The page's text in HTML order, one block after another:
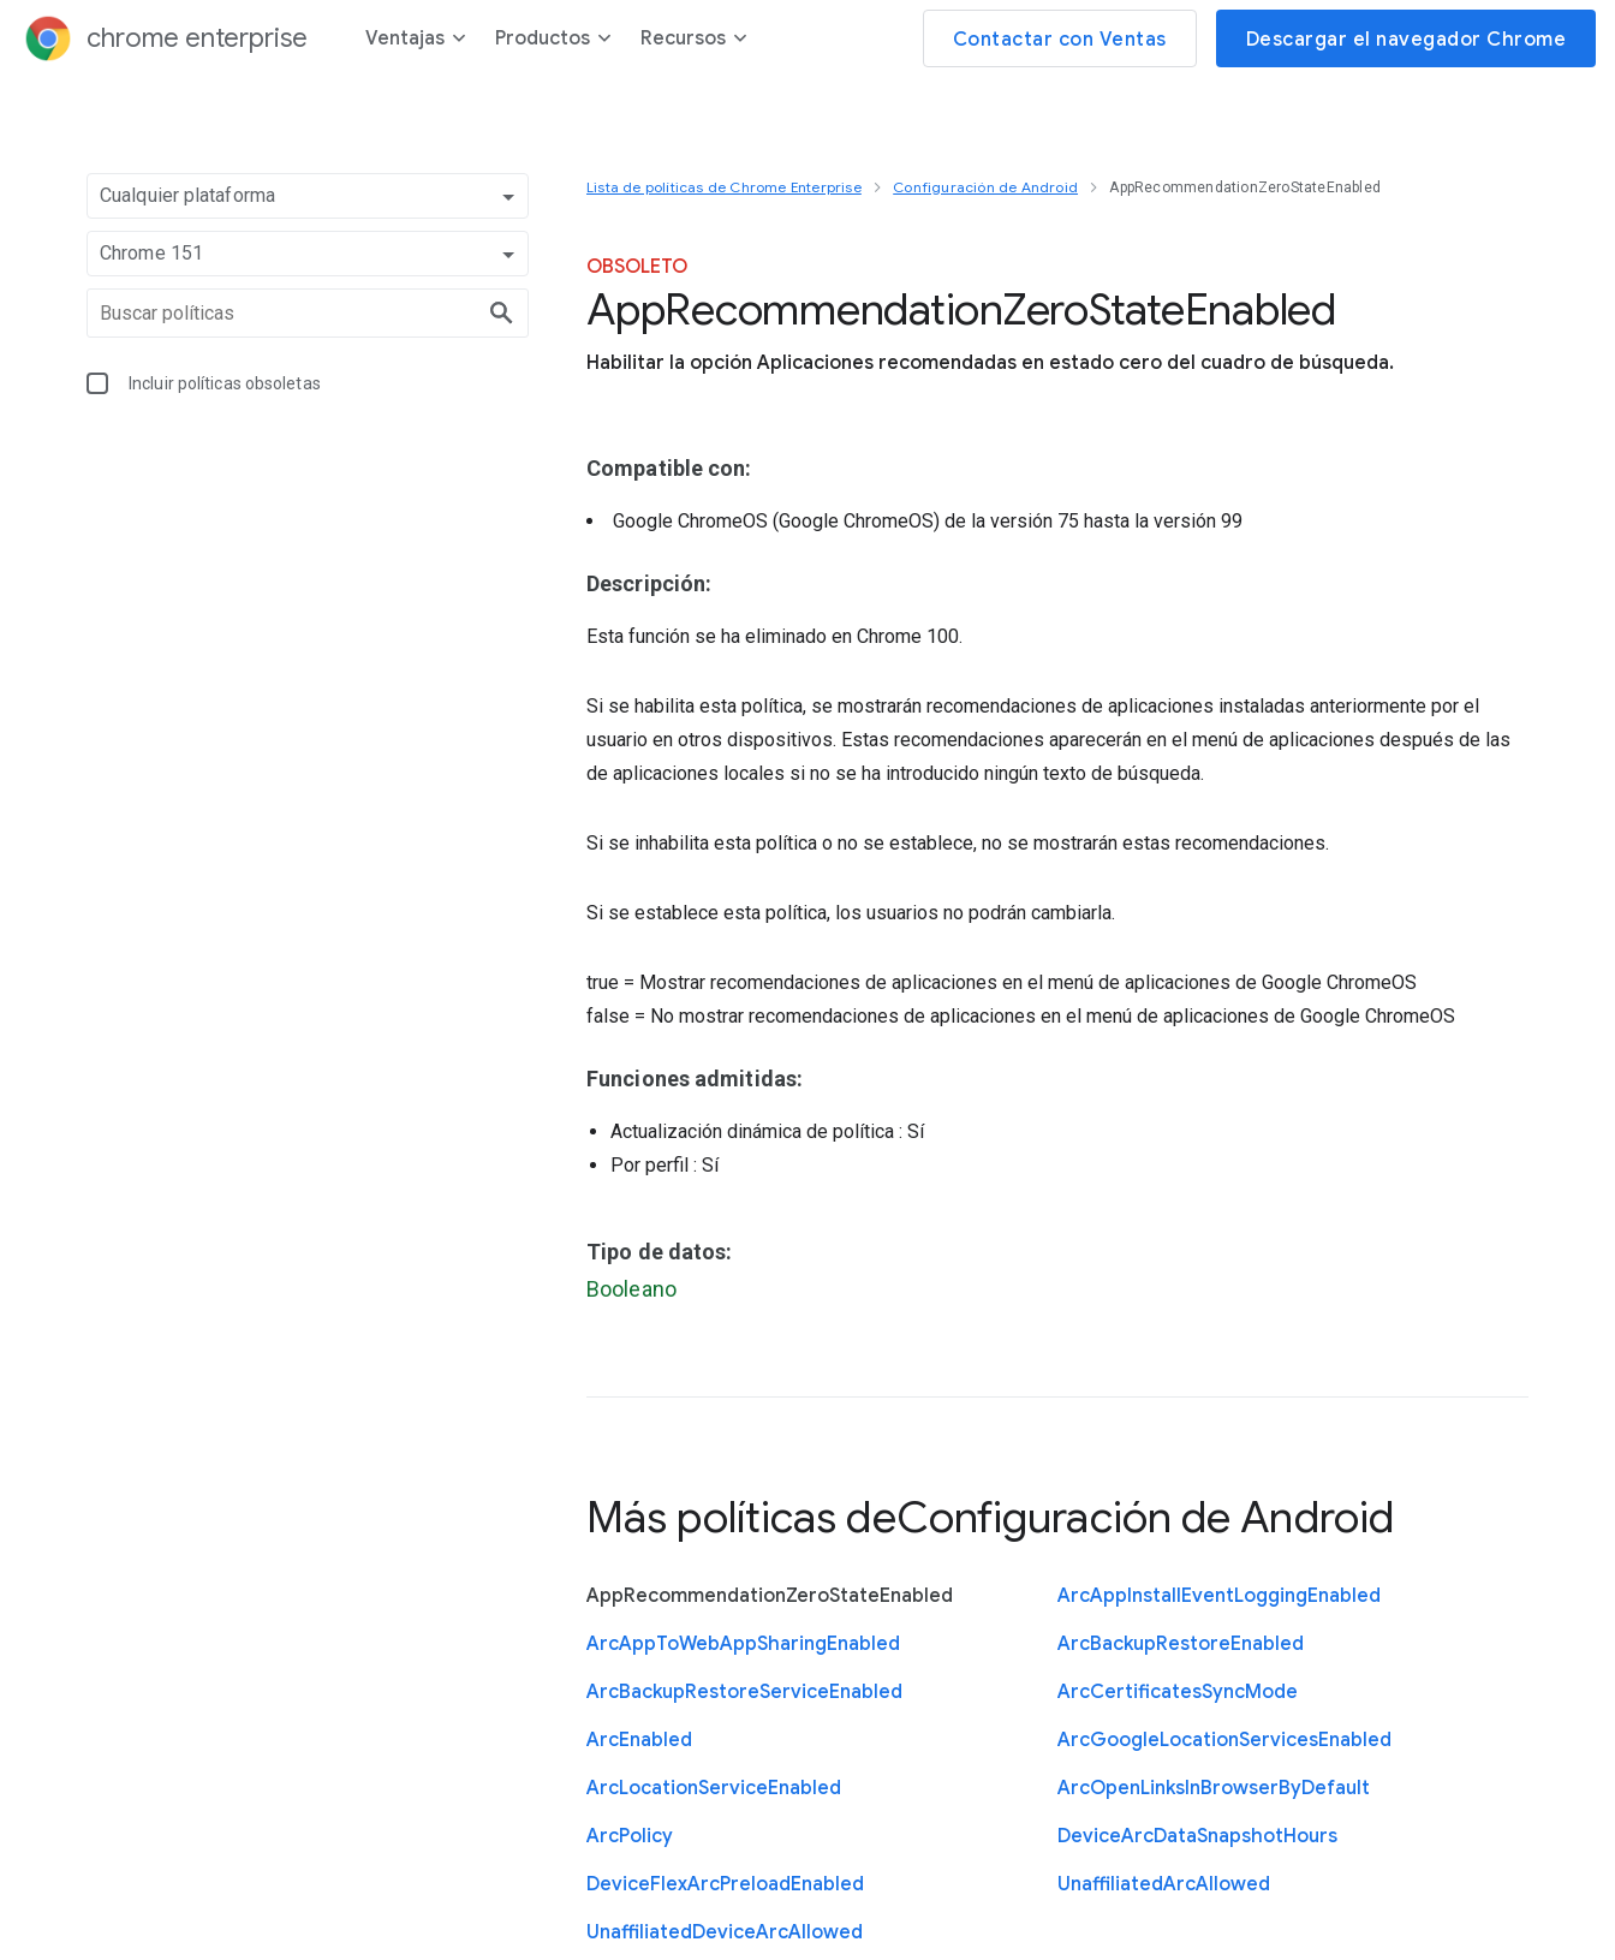
chrome enterprise Ventajas Productos Recursos Contactar con Ventas Descargar el navegador Chrome
Cualquier plataforma
Chrome 151
Incluir políticas obsoletas
Lista de políticas de Chrome Enterprise Configuración de Android AppRecommendationZeroStateEnabled
OBSOLETO
AppRecommendationZeroStateEnabled
Habilitar la opción Aplicaciones recomendadas en estado cero del cuadro de búsqueda.
Compatible con:
Google ChromeOS (Google ChromeOS) de la versión 75 hasta la versión 99
Descripción:
Esta función se ha eliminado en Chrome 100.
Si se habilita esta política, se mostrarán recomendaciones de aplicaciones instaladas anteriormente por el
usuario en otros dispositivos. Estas recomendaciones aparecerán en el menú de aplicaciones después de las
de aplicaciones locales si no se ha introducido ningún texto de búsqueda.
Si se inhabilita esta política o no se establece, no se mostrarán estas recomendaciones.
Si se establece esta política, los usuarios no podrán cambiarla.
true = Mostrar recomendaciones de aplicaciones en el menú de aplicaciones de Google ChromeOS
false = No mostrar recomendaciones de aplicaciones en el menú de aplicaciones de Google ChromeOS
Funciones admitidas:
Actualización dinámica de política : Sí
Por perfil : Sí
Tipo de datos:
Booleano
Más políticas deConfiguración de Android
AppRecommendationZeroStateEnabled ArcAppInstallEventLoggingEnabled
ArcAppToWebAppSharingEnabled ArcBackupRestoreEnabled
ArcBackupRestoreServiceEnabled ArcCertificatesSyncMode
ArcEnabled ArcGoogleLocationServicesEnabled
ArcLocationServiceEnabled ArcOpenLinksInBrowserByDefault
ArcPolicy DeviceArcDataSnapshotHours
DeviceFlexArcPreloadEnabled UnaffiliatedArcAllowed
UnaffiliatedDeviceArcAllowed